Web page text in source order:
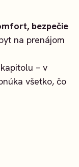
bezpečie
na prenájom
– v
všetko, čo